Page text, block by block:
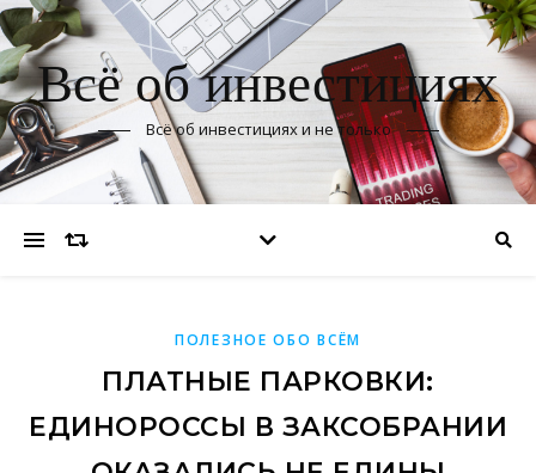
Всё об инвестициях
Всё об инвестициях и не только
ПОЛЕЗНОЕ ОБО ВСЁМ
ПЛАТНЫЕ ПАРКОВКИ:
ЕДИНОРОССЫ В ЗАКСОБРАНИИ